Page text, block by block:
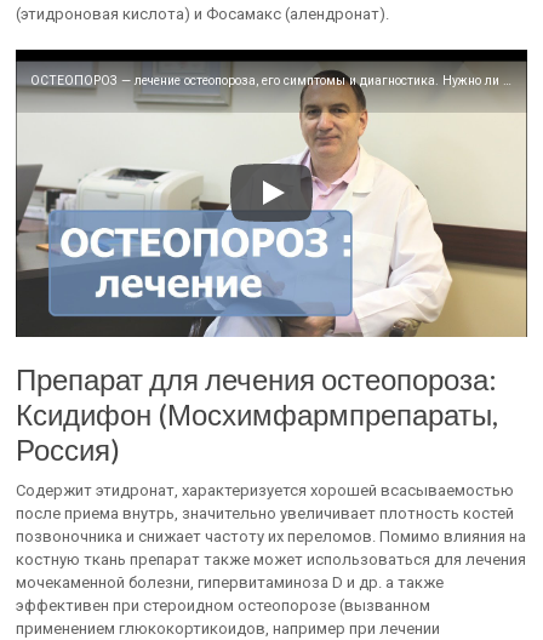
(этидроновая кислота) и Фосамакс (алендронат).
ОСТЕОПОРОЗ — лечение остеопороза, его симптомы и диагностика. Нужно ли пить кальций.
Препарат для лечения остеопороза:
Ксидифон (Мосхимфармпрепараты,
Россия)
Содержит этидронат, характеризуется хорошей всасываемостью
после приема внутрь, значительно увеличивает плотность костей
позвоночника и снижает частоту их переломов. Помимо влияния на
костную ткань препарат также может использоваться для лечения
мочекаменной болезни, гипервитаминоза D и др. а также
эффективен при стероидном остеопорозе (вызванном
применением глюкокортикоидов, например при лечении